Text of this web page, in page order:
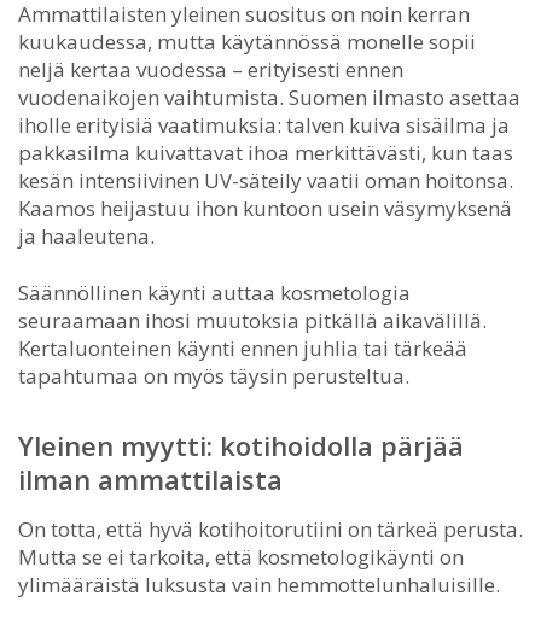
Ammattilaisten yleinen suositus on noin kerran
kuukaudessa, mutta käytännössä monelle sopii
neljä kertaa vuodessa – erityisesti ennen
vuodenaikojen vaihtumista. Suomen ilmasto asettaa
iholle erityisiä vaatimuksia: talven kuiva sisäilma ja
pakkasilma kuivattavat ihoa merkittävästi, kun taas
kesän intensiivinen UV-säteily vaatii oman hoitonsa.
Kaamos heijastuu ihon kuntoon usein väsymyksenä
ja haaleutena.
Säännöllinen käynti auttaa kosmetologia
seuraamaan ihosi muutoksia pitkällä aikavälillä.
Kertaluonteinen käynti ennen juhlia tai tärkeää
tapahtumaa on myös täysin perusteltua.
Yleinen myytti: kotihoidolla pärjää
ilman ammattilaista
On totta, että hyvä kotihoitorutiini on tärkeä perusta.
Mutta se ei tarkoita, että kosmetologikäynti on
ylimääräistä luksusta vain hemmottelunhaluisille.